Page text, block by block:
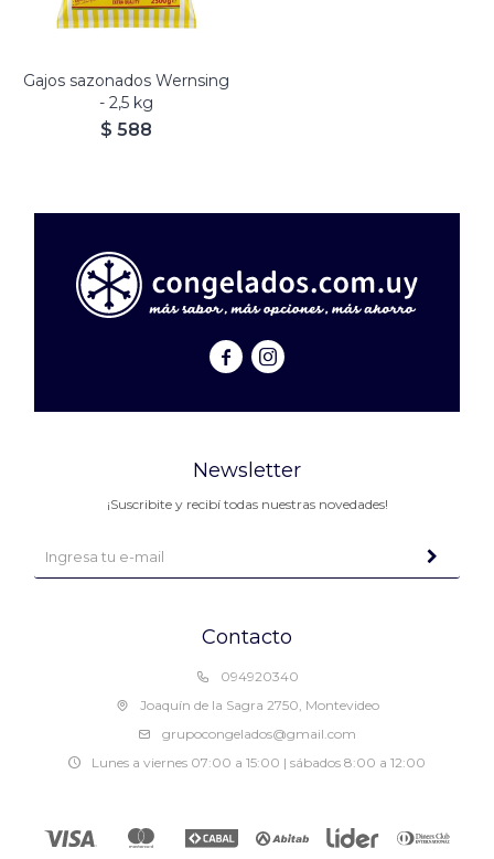
Gajos sazonados Wernsing
- 2,5 kg
$ 588
 
Contacto
094920340
Joaquín de la Sagra 2750, Montevideo
grupocongelados@gmail.com
Lunes a viernes 07:00 a 15:00 | sábados 8:00 a 12:00
Newsletter
¡Suscribite y recibí todas nuestras novedades!